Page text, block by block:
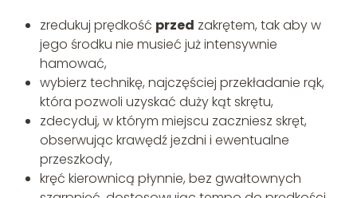
zredukuj prędkość przed zakrętem, tak aby w
jego środku nie musieć już intensywnie
hamować,
wybierz technikę, najczęściej przekładanie rąk,
która pozwoli uzyskać duży kąt skrętu,
zdecyduj, w którym miejscu zaczniesz skręt,
obserwując krawędź jezdni i ewentualne
przeszkody,
kręć kierownicą płynnie, bez gwałtownych